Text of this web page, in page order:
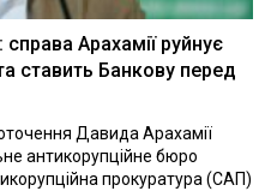
справа Арахамії руйнує
ставить Банкову перед
Давида Арахамії
антикорупційне бюро
прокуратура (САП)